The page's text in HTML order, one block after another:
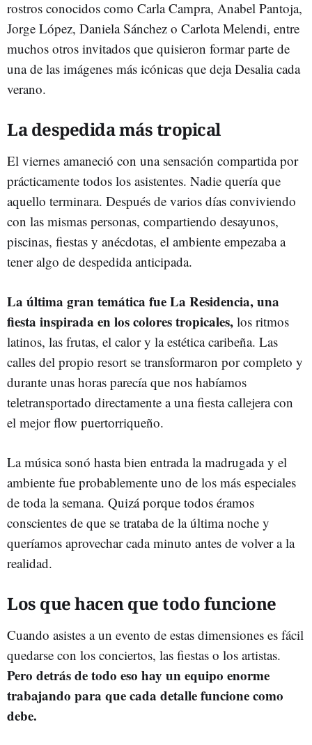
rostros conocidos como Carla Campra, Anabel Pantoja,
Jorge López, Daniela Sánchez o Carlota Melendi, entre
muchos otros invitados que quisieron formar parte de
una de las imágenes más icónicas que deja Desalia cada
verano.
La despedida más tropical
El viernes amaneció con una sensación compartida por
prácticamente todos los asistentes. Nadie quería que
aquello terminara. Después de varios días conviviendo
con las mismas personas, compartiendo desayunos,
piscinas, fiestas y anécdotas, el ambiente empezaba a
tener algo de despedida anticipada.
La última gran temática fue La Residencia, una
fiesta inspirada en los colores tropicales, los ritmos
latinos, las frutas, el calor y la estética caribeña. Las
calles del propio resort se transformaron por completo y
durante unas horas parecía que nos habíamos
teletransportado directamente a una fiesta callejera con
el mejor flow puertorriqueño.
La música sonó hasta bien entrada la madrugada y el
ambiente fue probablemente uno de los más especiales
de toda la semana. Quizá porque todos éramos
conscientes de que se trataba de la última noche y
queríamos aprovechar cada minuto antes de volver a la
realidad.
Los que hacen que todo funcione
Cuando asistes a un evento de estas dimensiones es fácil
quedarse con los conciertos, las fiestas o los artistas.
Pero detrás de todo eso hay un equipo enorme
trabajando para que cada detalle funcione como
debe.